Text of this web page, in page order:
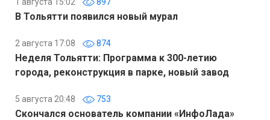
В Тольятти появился новый мурал
2 августа 17:08 874
Неделя Тольятти: Программа к 300-летию
города, реконструкция в парке, новый завод
5 августа 20:48 753
Скончался основатель компании «ИнфоЛада»